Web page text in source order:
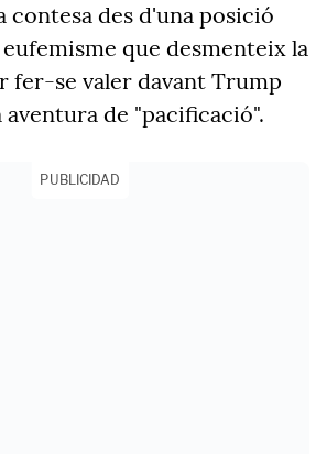
contesa des d'una posició
eufemisme que desmenteix la
fer-se valer davant Trump
aventura de "pacificació".
PUBLICIDAD